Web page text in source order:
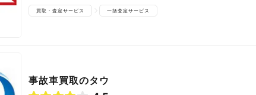
買取・査定サービス 一括査定サービス
事故車買取のタウ